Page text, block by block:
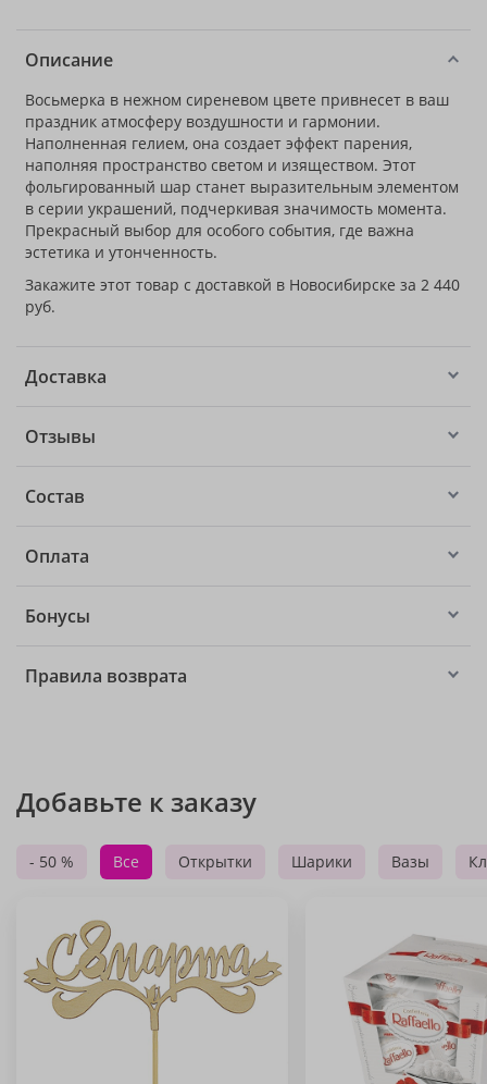
Описание
Восьмерка в нежном сиреневом цвете привнесет в ваш
праздник атмосферу воздушности и гармонии.
Наполненная гелием, она создает эффект парения,
наполняя пространство светом и изяществом. Этот
фольгированный шар станет выразительным элементом
в серии украшений, подчеркивая значимость момента.
Прекрасный выбор для особого события, где важна
эстетика и утонченность.
Закажите этот товар с доставкой в Новосибирске за 2 440
руб.
Доставка
Отзывы
Состав
Оплата
Бонусы
Правила возврата
Добавьте к заказу
- 50 % Все Открытки Шарики Вазы